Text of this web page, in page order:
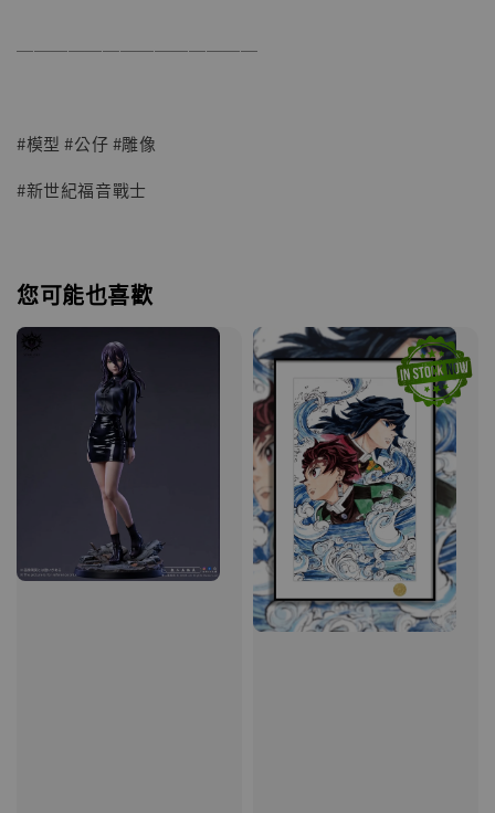
──────────────
#模型 #公仔 #雕像
#新世紀福音戰士
您可能也喜歡